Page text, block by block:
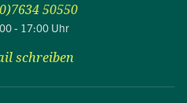
50550
- 17:00 Uhr
schreiben